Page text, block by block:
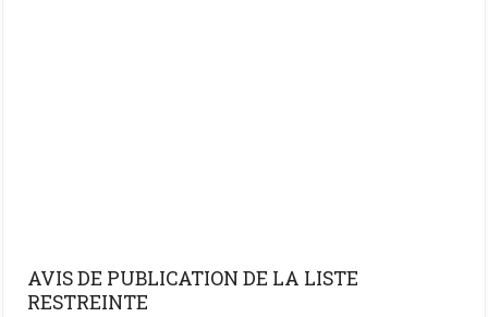
AVIS DE PUBLICATION DE LA LISTE
RESTREINTE